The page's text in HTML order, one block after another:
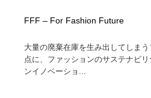
FFF – For Fashion Future
大量の廃棄在庫を生み出してしま
点に、ファッションのサステナビ
ンイノベーショ...